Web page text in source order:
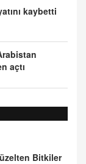
kaybetti
açtı
Yolculuğu